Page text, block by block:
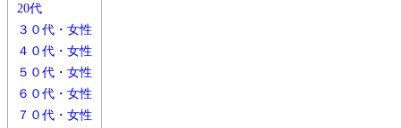
20代
３０代・女性
４０代・女性
５０代・女性
６０代・女性
７０代・女性